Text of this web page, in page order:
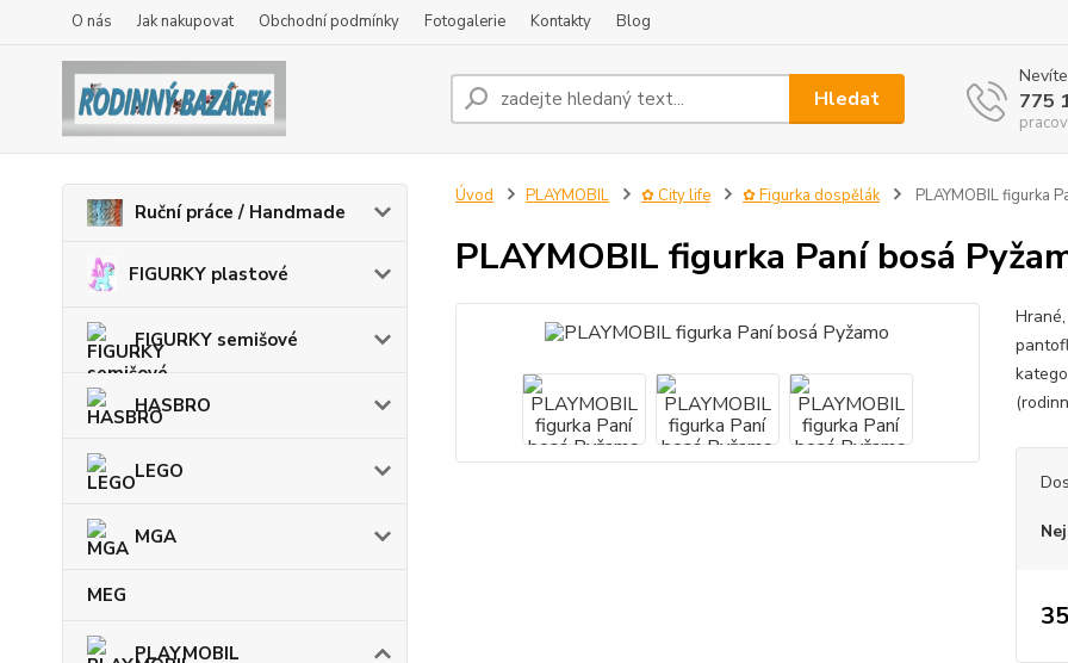
O nás Jak nakupovat Obchodní podmínky Fotogalerie Kontakty Blog
Hledat 775
Ruční práce / Handmade
FIGURKY plastové
FIGURKY semišové
HASBRO
LEGO
MGA
MEG
PLAYMOBIL
Úvod PLAYMOBIL ✿ City life ✿ Figurka dospělák PLAYMOBIL figurka
PLAYMOBIL figurka Paní bosá